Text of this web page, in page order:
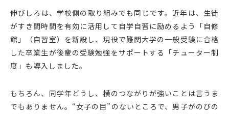
伸びしろは、学校側の取り組みでも同じです。近年は、生徒
がすき間時間を有効に活用して自学自習に励めるよう「自修
館」（自習室）を新設し、現役で難関大学の一般受験に合格
した卒業生が後輩の受験勉強をサポートする「チューター制
度」も導入しました。
もちろん、同学年どうし、横のつながりが強いことは言うま
でもありません。“女子の目”のないところで、男子がのびの